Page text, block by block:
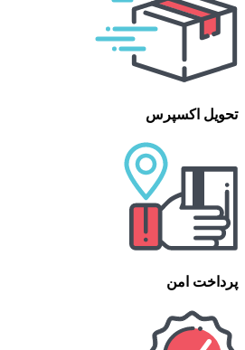
تحویل اکسپرس
پرداخت امن